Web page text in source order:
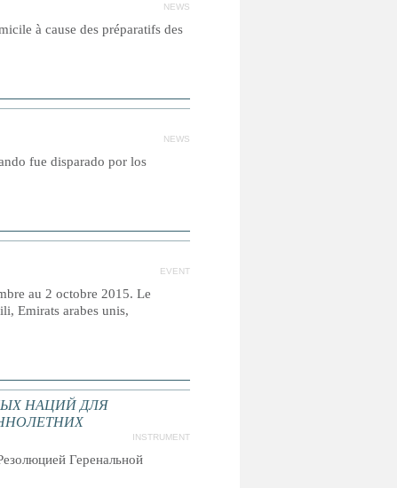
NEWS
à cause des préparatifs des
NEWS
fue disparado por los
EVENT
au 2 octobre 2015. Le
Emirats arabes unis,
НАЦИЙ ДЛЯ
INSTRUMENT
Геренальной